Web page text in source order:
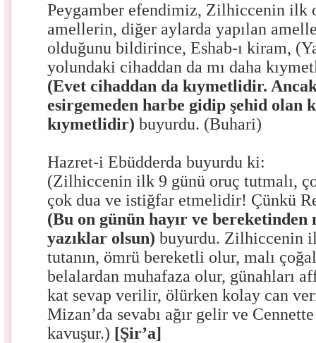
Peygamber efendimiz, Zilhiccenin ilk
amellerin, diğer aylarda yapılan
olduğunu bildirince, Eshab-ı kiram,
yolundaki cihaddan da mı daha
(Evet cihaddan da kıymetlidir. Ancak
esirgemeden harbe gidip şehid olan
kıymetlidir) buyurdu. (Buhari)
Hazret-i Ebüdderda buyurdu ki:
(Zilhiccenin ilk 9 günü oruç tutmalı,
çok dua ve istiğfar etmelidir! Çünkü
(Bu on günün hayır ve
yazıklar olsun)buyurdu. Zilhiccenin
tutanın, ömrü bereketli olur, malı
belalardan muhafaza olur, günahları
kat sevap verilir, ölürken kolay can
Mizan’da sevabı ağır gelir ve
kavuşur.) [Şir’a]